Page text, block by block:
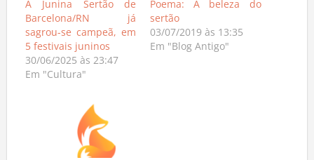
A Junina Sertão de
Barcelona/RN já
sagrou-se campeã, em
5 festivais juninos
30/06/2025 às 23:47
Em "Cultura"
Poema: A beleza do
sertão
03/07/2019 às 13:35
Em "Blog Antigo"